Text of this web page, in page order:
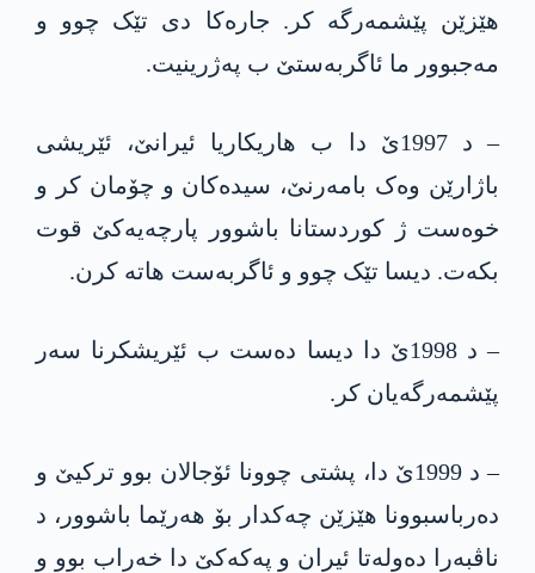
هێزێن پێشمەرگە کر. جاره‌كا دی تێک چوو و
مەجبوور ما ئاگربەستێ ب پەژرینیت.
– د 1997ێ دا ب هاریكاریا ئیرانێ، ئێریشی
باژارێن وەک بامەرنێ، سیدەکان و چۆمان کر و
خوەست ژ کوردستانا باشوور پارچه‌یه‌كێ قوت
بکەت. دیسا تێک چوو و ئاگربەست هاتە کرن.
– د 1998ێ دا دیسا دەست ب ئێریشکرنا سه‌ر
پێشمەرگەیان کر.
– د 1999ێ دا، پشتی چوونا ئۆجالان بوو ترکیێ و
دەرباسبوونا هێزێن چەکدار بۆ هەرێما باشوور، د
ناڤبەرا دەولەتا ئیران و په‌كه‌كێ دا خەراب بوو و